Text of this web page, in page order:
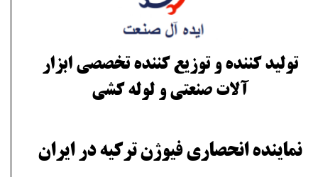
تولید کننده و توزیع کننده تخصصی ابزار
آلات صنعتی و لوله کشی
​نماینده انحصاری فیوژن ترکیه در ایران